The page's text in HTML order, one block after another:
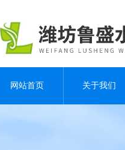
网站首页 关于我们